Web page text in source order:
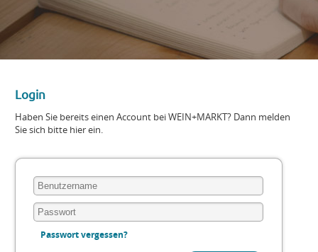
Login
Haben Sie bereits einen Account bei WEIN+MARKT? Dann melden
Sie sich bitte hier ein.
Passwort vergessen?